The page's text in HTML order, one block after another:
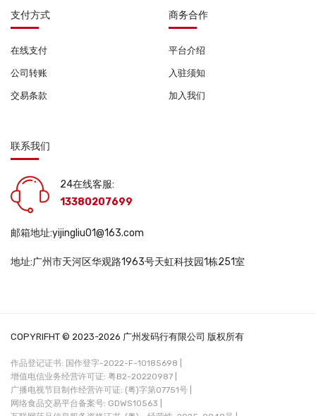
支付方式
在线支付
公司转账
交易条款
商务合作
平台介绍
入驻须知
加入我们
联系我们
24在线客服:
13380207699
邮箱地址:yijingliu01@163.com
地址:广州市天河区华观路1963号天虹科技园1栋251室
COPYRIFHT © 2023-2026 广州发码行有限公司 版权所有
作品登记证书: 国作登字-2022-F-10185698 |
增值电信业务经营许可证: 粤B2-20220987 |
广播电视节目制作经营许可证: (粤)字第07751号 |
网络食品交易平台备案号: GDWS10563 |